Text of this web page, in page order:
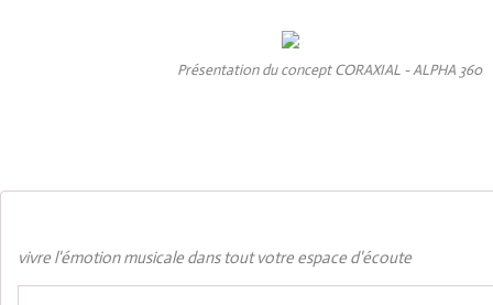
Présentation du concept CORAXIAL - ALPHA 360
vivre l'émotion musicale dans tout votre espace d'écoute